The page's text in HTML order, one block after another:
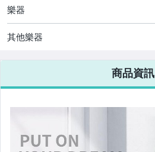
樂器
其他樂器
商品資訊